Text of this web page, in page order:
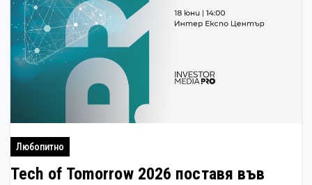
Любопитно
Tech of Tomorrow 2026 поставя във